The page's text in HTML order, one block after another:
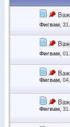
Фигвам ,
Фигвам ,
Фигвам ,
Фигвам,